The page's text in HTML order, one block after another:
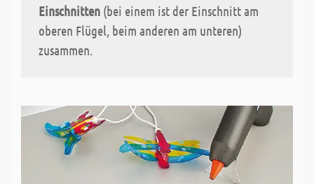
Einschnitten (bei einem ist der Einschnitt am
oberen Flügel, beim anderen am unteren)
zusammen.